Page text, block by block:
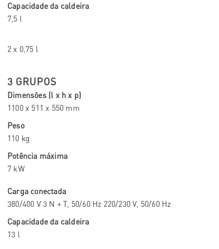
Capacidade da caldeira
7,5 l
2 x 0,75 l
3 GRUPOS
Dimensões (l x h x p)
1100 x 511 x 550 mm
Peso
110 kg
Potência máxima
7 kW
Carga conectada
380/400 V 3 N + T, 50/60 Hz 220/230 V, 50/60 Hz
Capacidade da caldeira
13 l